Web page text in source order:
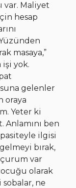
var. Maliyet
hesap
masaya,”
yok.
gelenler
oraya
Yeter ki
Anlamını ben
ilgisi
bırak,
var
olarak
ne